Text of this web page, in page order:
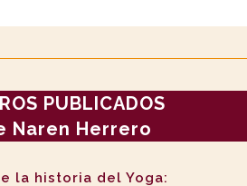
PUBLICADOS
Naren Herrero
la historia del Yoga: